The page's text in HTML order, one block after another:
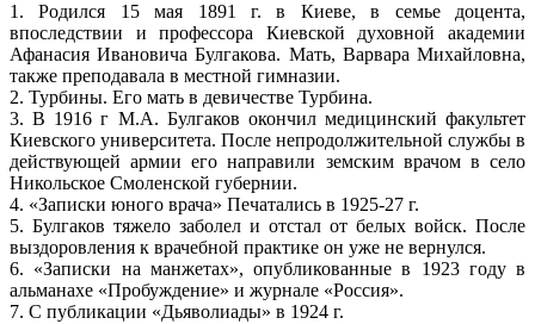
1. Родился 15 мая 1891 г. в Киеве, в семье доцента,
впоследствии и профессора Киевской духовной академии
Афанасия Ивановича Булгакова. Мать, Варвара Михайловна,
также преподавала в местной гимназии.
2. Турбины. Его мать в девичестве Турбина.
3. В 1916 г М.А. Булгаков окончил медицинский факультет
Киевского университета. После непродолжительной службы в
действующей армии его направили земским врачом в село
Никольское Смоленской губернии.
4. «Записки юного врача» Печатались в 1925-27 г.
5. Булгаков тяжело заболел и отстал от белых войск. После
выздоровления к врачебной практике он уже не вернулся.
6. «Записки на манжетах», опубликованные в 1923 году в
альманахе «Пробуждение» и журнале «Россия».
7. С публикации «Дьяволиады» в 1924 г.